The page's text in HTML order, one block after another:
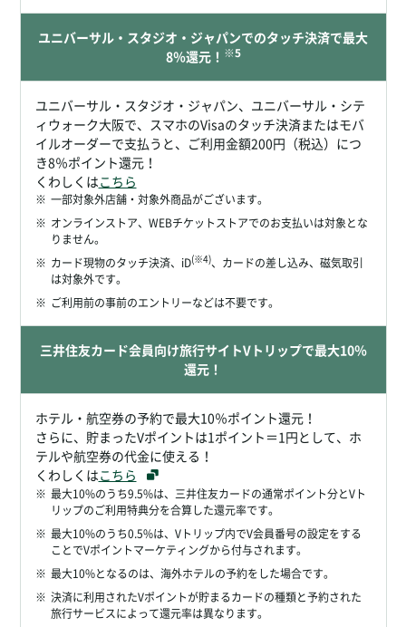
ユニバーサル・スタジオ・ジャパンでのタッチ決済で最大
8％還元！ ※5
ユニバーサル・スタジオ・ジャパン、ユニバーサル・シテ
ィウォーク大阪で、スマホのVisaのタッチ決済またはモバ
イルオーダーで支払うと、ご利用金額200円（税込）につ
き8％ポイント還元！
くわしくはこちら
※ 一部対象外店舗・対象外商品がございます。
※ オンラインストア、WEBチケットストアでのお支払いは対象とな
りません。
※ カード現物のタッチ決済、iD(※4)、カードの差し込み、磁気取引
は対象外です。
※ ご利用前の事前のエントリーなどは不要です。
三井住友カード会員向け旅行サイトVトリップで最大10％
還元！
ホテル・航空券の予約で最大10％ポイント還元！
さらに、貯まったVポイントは1ポイント＝1円として、ホ
テルや航空券の代金に使える！
くわしくはこちら
※ 最大10%のうち9.5%は、三井住友カードの通常ポイント分とVト
リップのご利用特典分を合算した還元率です。
※ 最大10%のうち0.5%は、Vトリップ内でV会員番号の設定をする
ことでVポイントマーケティングから付与されます。
※ 最大10%となるのは、海外ホテルの予約をした場合です。
※ 決済に利用されたVポイントが貯まるカードの種類と予約された
旅行サービスによって還元率は異なります。